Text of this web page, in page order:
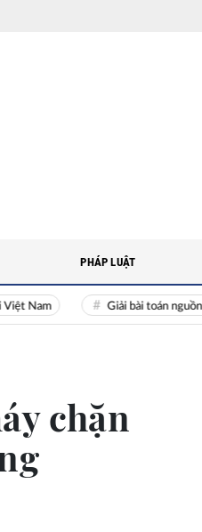
Giải bài toán nguồn nhân
PHÁP LUẬT
chặn